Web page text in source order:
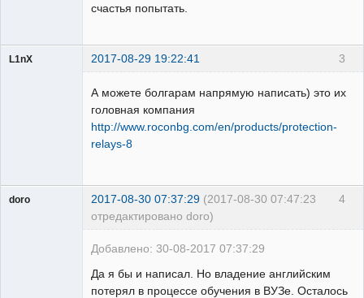
счастья попытать.
3
L1nX 2017-08-29 19:22:41
А можете болгарам напрямую написать) это их
головная компания
http://www.roconbg.com/en/products/protection-
relays-8
4
doro 2017-08-30 07:37:29 (2017-08-30 07:47:23
отредактировано doro)
Добавлено: 30-08-2017 07:37:29
Да я бы и написал. Но владение английским
потерял в процессе обучения в ВУЗе. Осталось